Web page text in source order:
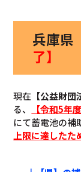
兵庫県
了】
現在 【公益財
る、
【令和5年
にて蓄電池の補
上限に達したた